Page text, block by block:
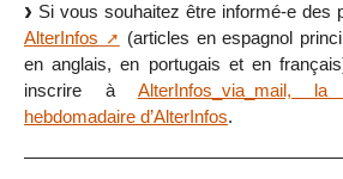
Si vous souhaitez être informé-e des
AlterInfos
(articles en espagnol
en anglais, en portugais et en
inscrire à AlterInfos_via_mail, la
hebdomadaire d’AlterInfos.